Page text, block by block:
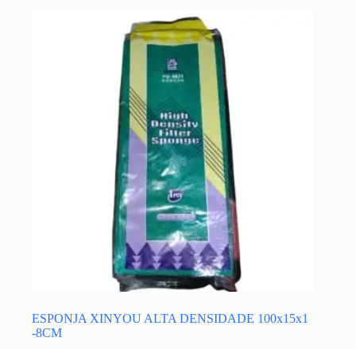
ESPONJA XINYOU ALTA DENSIDADE 100x15x1
-8CM